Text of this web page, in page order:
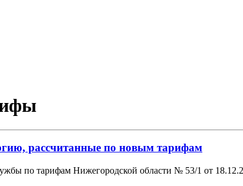
рассчитанные по новым тарифам
по тарифам Нижегородской области № 53/1 от